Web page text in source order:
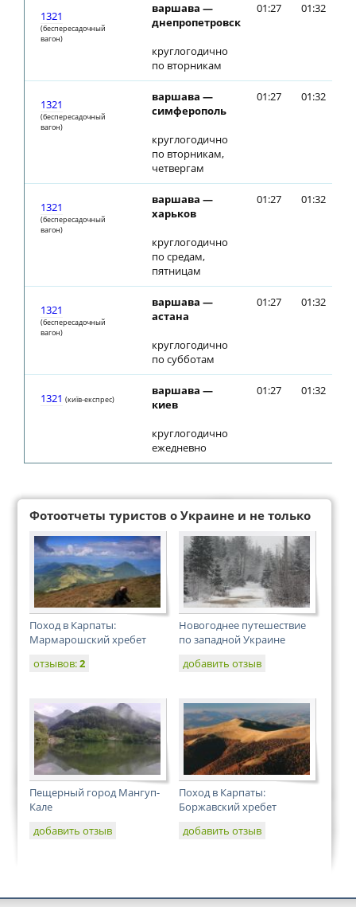
1321
(беспересадочный
вагон)
варшава —
днепропетровск
круглогодично
по вторникам
01:27 01:32
1321
(беспересадочный
вагон)
варшава —
симферополь
круглогодично
по вторникам,
четвергам
01:27 01:32
1321
(беспересадочный
вагон)
варшава —
харьков
круглогодично
по средам,
пятницам
01:27 01:32
1321
(беспересадочный
вагон)
варшава —
астана
круглогодично
по субботам
01:27 01:32
1321 (київ-експрес)
варшава —
киев
круглогодично
ежедневно
01:27 01:32
Фотоотчеты туристов о Украине и не только
Поход в Карпаты:
Мармарошский хребет
отзывов:2
Новогоднее путешествие
по западной Украине
добавить отзыв
Пещерный город Мангуп-
Кале
добавить отзыв
Поход в Карпаты:
Боржавский хребет
добавить отзыв